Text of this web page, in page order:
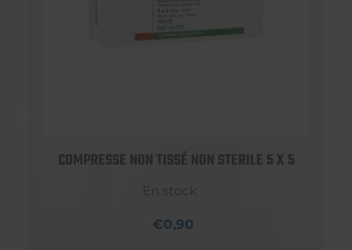
COMPRESSE NON TISSÉ NON STERILE 5 X 5
En stock
€0,90